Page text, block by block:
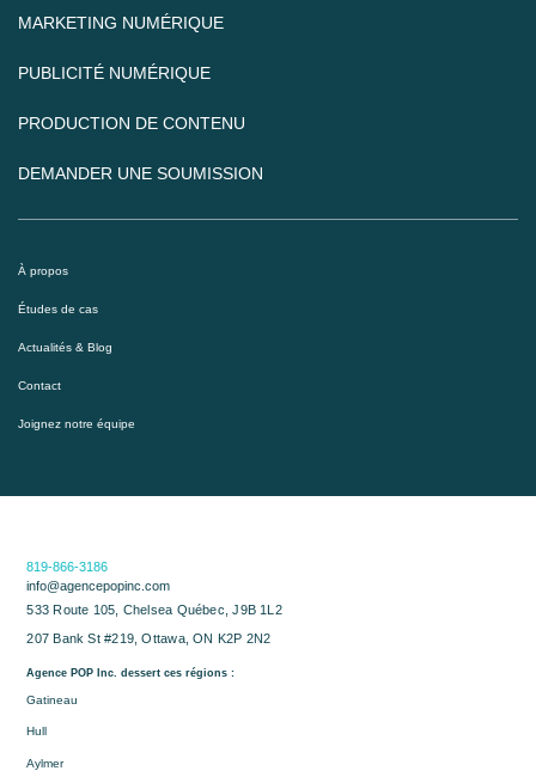
MARKETING NUMÉRIQUE
PUBLICITÉ NUMÉRIQUE
PRODUCTION DE CONTENU
DEMANDER UNE SOUMISSION
À propos
Études de cas
Actualités & Blog
Contact
Joignez notre équipe
819-866-3186
info@agencepopinc.com
533 Route 105, Chelsea Québec, J9B 1L2
207 Bank St #219, Ottawa, ON K2P 2N2
Agence POP Inc. dessert ces régions :
Gatineau
Hull
Aylmer